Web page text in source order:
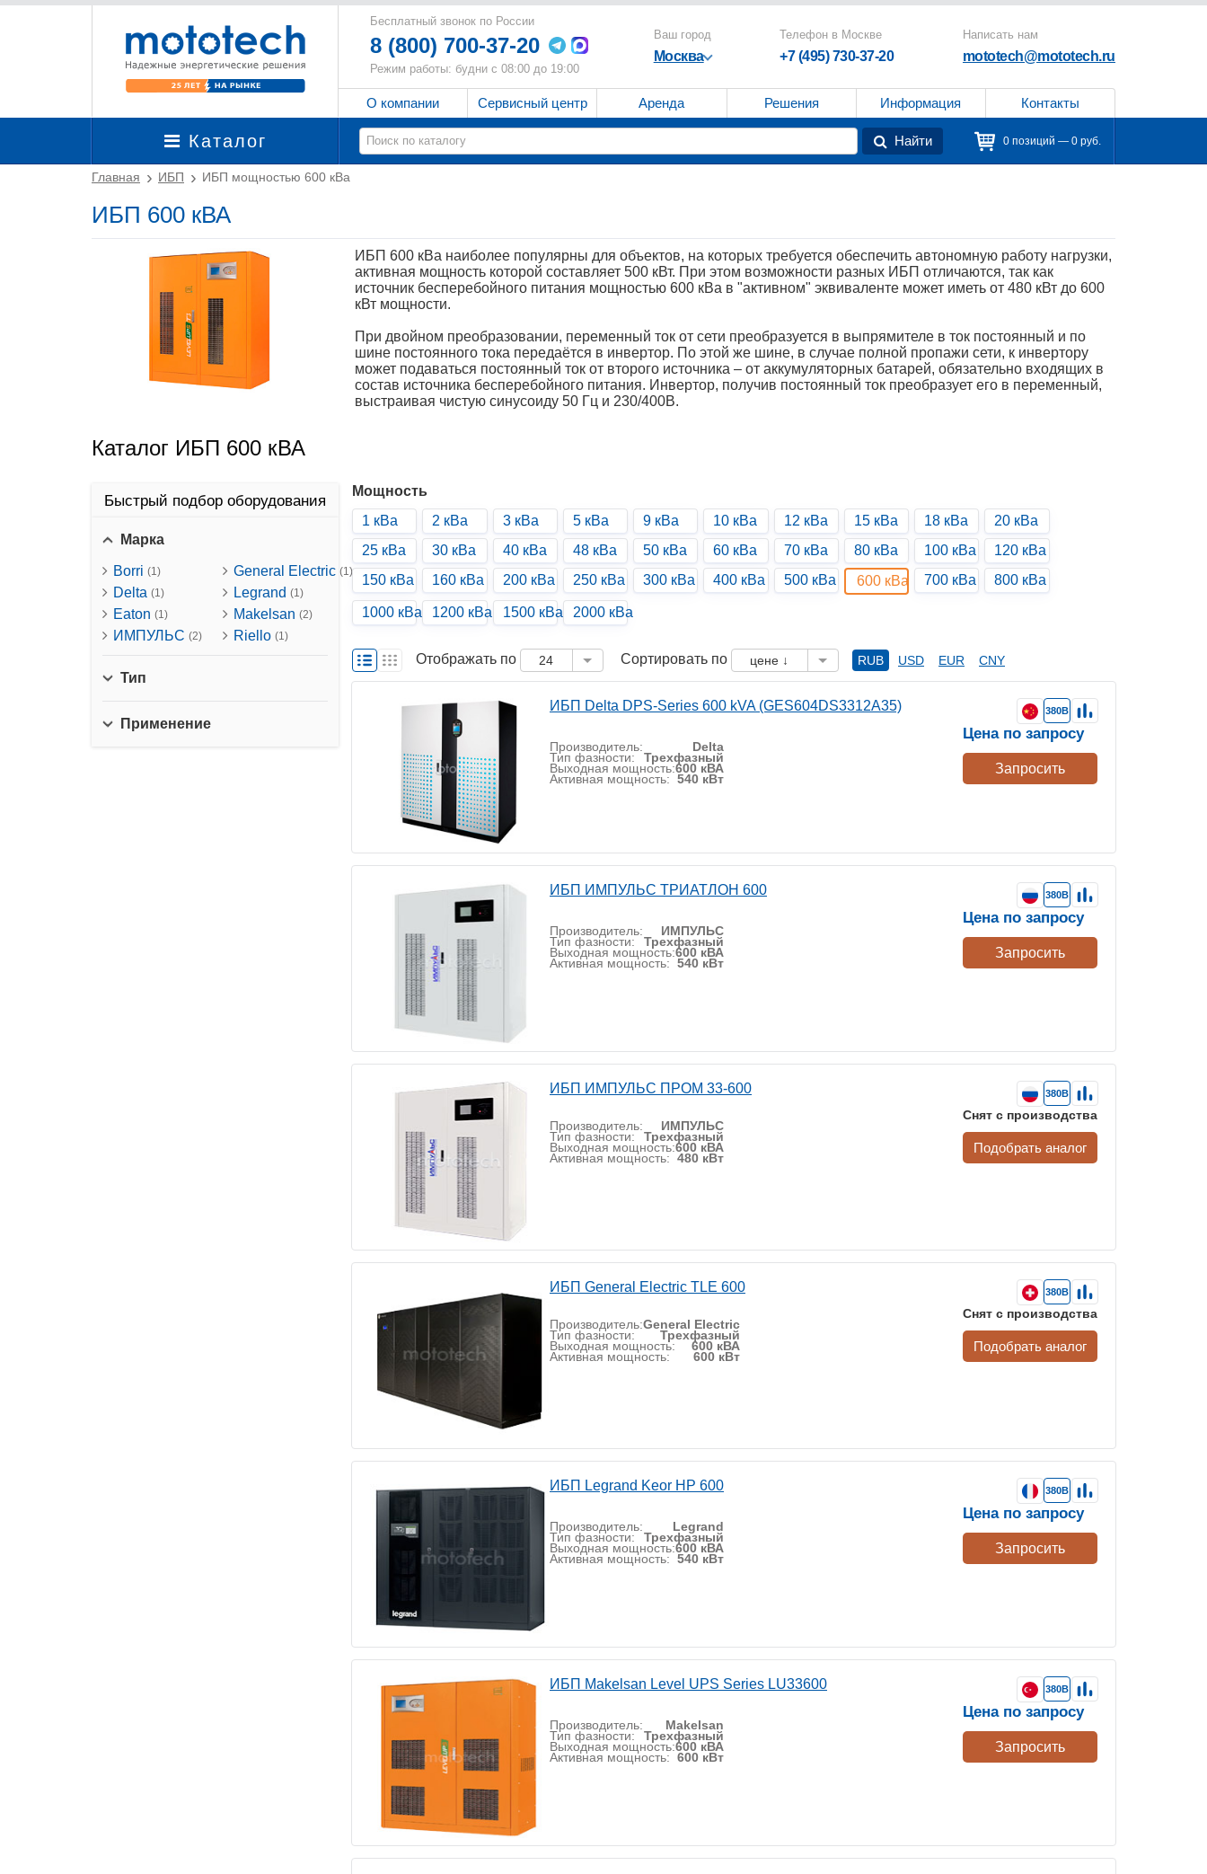
Бесплатный звонок по России
8 (800) 700-37-20
Режим работы: будни с 08:00 до 19:00
Ваш город
Москва
Телефон в Москве
+7 (495) 730-37-20
Написать нам
mototech@mototech.ru
О компании Сервисный центр Аренда Решения Информация Контакты
Каталог Найти 0 позиций — 0 руб.
Главная ИБП ИБП мощностью 600 кВа
ИБП 600 кВА
ИБП 600 кВа наиболее популярны для объектов, на которых требуется обеспечить автономную работу нагрузки,
активная мощность которой составляет 500 кВт. При этом возможности разных ИБП отличаются, так как
источник бесперебойного питания мощностью 600 кВа в "активном" эквиваленте может иметь от 480 кВт до 600
кВт мощности.
При двойном преобразовании, переменный ток от сети преобразуется в выпрямителе в ток постоянный и по
шине постоянного тока передаётся в инвертор. По этой же шине, в случае полной пропажи сети, к инвертору
может подаваться постоянный ток от второго источника – от аккумуляторных батарей, обязательно входящих в
состав источника бесперебойного питания. Инвертор, получив постоянный ток преобразует его в переменный,
выстраивая чистую синусоиду 50 Гц и 230/400В.
Каталог ИБП 600 кВА
Быстрый подбор оборудования
Марка
Borri (1)
Delta (1)
Eaton (1)
ИМПУЛЬС (2)
General Electric (1)
Legrand (1)
Makelsan (2)
Riello (1)
Тип
Применение
Мощность
1 кВа
2 кВа 3 кВа 5 кВа 9 кВа 10 кВа 12 кВа 15 кВа 18 кВа
20 кВа
25 кВа
30 кВа 40 кВа 48 кВа 50 кВа 60 кВа 70 кВа 80 кВа 100 кВа
120 кВа
150 кВа
160 кВа 200 кВа 250 кВа 300 кВа 400 кВа 500 кВа 600 кВа 700 кВа 800 кВа
1000 кВа 1200 кВа 1500 кВа 2000 кВа
Отображать по 24 Сортировать по цене ↓ RUB USD EUR CNY
ИБП Delta DPS-Series 600 kVA (GES604DS3312A35)
Производитель: Delta
Тип фазности: Трехфазный
Выходная мощность:600 кВА
Активная мощность: 540 кВт
380В
Цена по запросу
Запросить
ИБП ИМПУЛЬС ТРИАТЛОН 600
Производитель: ИМПУЛЬС
Тип фазности: Трехфазный
Выходная мощность:600 кВА
Активная мощность: 540 кВт
380В
Цена по запросу
Запросить
ИБП ИМПУЛЬС ПРОМ 33-600
Производитель: ИМПУЛЬС
Тип фазности: Трехфазный
Выходная мощность:600 кВА
Активная мощность: 480 кВт
380В
Снят с производства
Подобрать аналог
ИБП General Electric TLE 600
Производитель:General Electric
Тип фазности: Трехфазный
Выходная мощность: 600 кВА
Активная мощность: 600 кВт
380В
Снят с производства
Подобрать аналог
ИБП Legrand Keor HP 600
Производитель: Legrand
Тип фазности: Трехфазный
Выходная мощность:600 кВА
Активная мощность: 540 кВт
380В
Цена по запросу
Запросить
ИБП Makelsan Level UPS Series LU33600
Производитель: Makelsan
Тип фазности: Трехфазный
Выходная мощность:600 кВА
Активная мощность: 600 кВт
380В
Цена по запросу
Запросить